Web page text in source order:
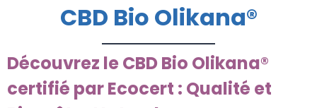
CBD Bio Olikana®
Découvrez le CBD Bio Olikana®
certifié par Ecocert : Qualité et